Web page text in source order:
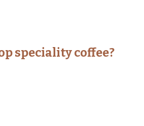
speciality coffee?